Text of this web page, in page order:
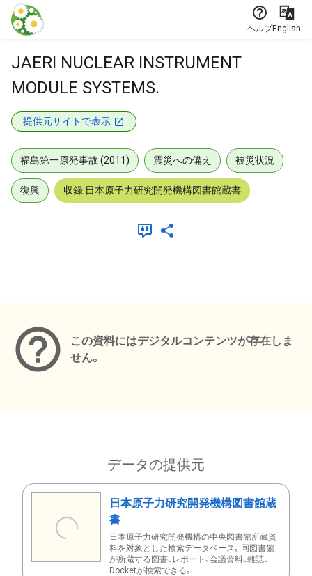
本文に飛ぶ
ヘルプEnglish
JAERI NUCLEAR INSTRUMENT
MODULE SYSTEMS.
提供元サイトで表示
福島第一原発事故 (2011) 震災への備え 被災状況
復興 収録:日本原子力研究開発機構図書館蔵書
この資料にはデジタルコンテンツが存在しま
せん。
データの提供元
日本原子力研究開発機構図書館蔵
書
日本原子力研究開発機構の中央図書館所蔵資
料を対象とした検索データベース。同図書館
が所蔵する図書、レポート、会議資料、雑誌、
Docketが検索できる。